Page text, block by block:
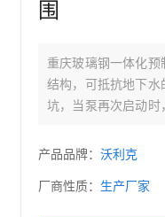
围
重庆玻璃钢一体化
结构，可抵抗地下水
坑，当泵再次启动
产品品牌： 沃利克
厂商性质： 生产厂家